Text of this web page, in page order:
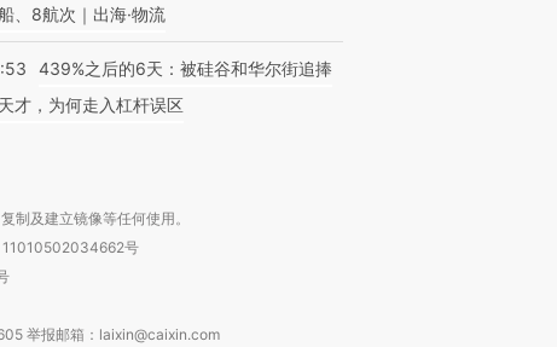
、8航次｜出海·物流
439%之后的6天：被硅谷和华尔街追捧
才，为何走入杠杆误区
制及建立镜像等任何使用。
11010502034662号
举报邮箱：laixin@caixin.com